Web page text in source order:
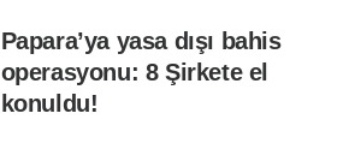
Papara’ya yasa dışı bahis
operasyonu: 8 Şirkete el
konuldu!